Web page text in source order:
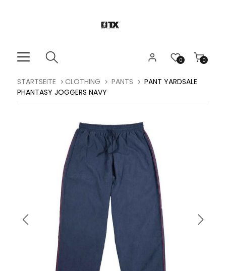
0
0
STARTSEITE CLOTHING PANTS
PANT YARDSALE
PHANTASY JOGGERS NAVY